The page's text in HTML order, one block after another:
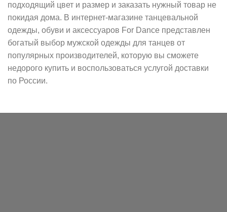
подходящий цвет и размер и заказать нужный товар не
покидая дома. В интернет-магазине танцевальной
одежды, обуви и аксессуаров For Dance представлен
богатый выбор мужской одежды для танцев от
популярных производителей, которую вы сможете
недорого купить и воспользоваться услугой доставки
по России.